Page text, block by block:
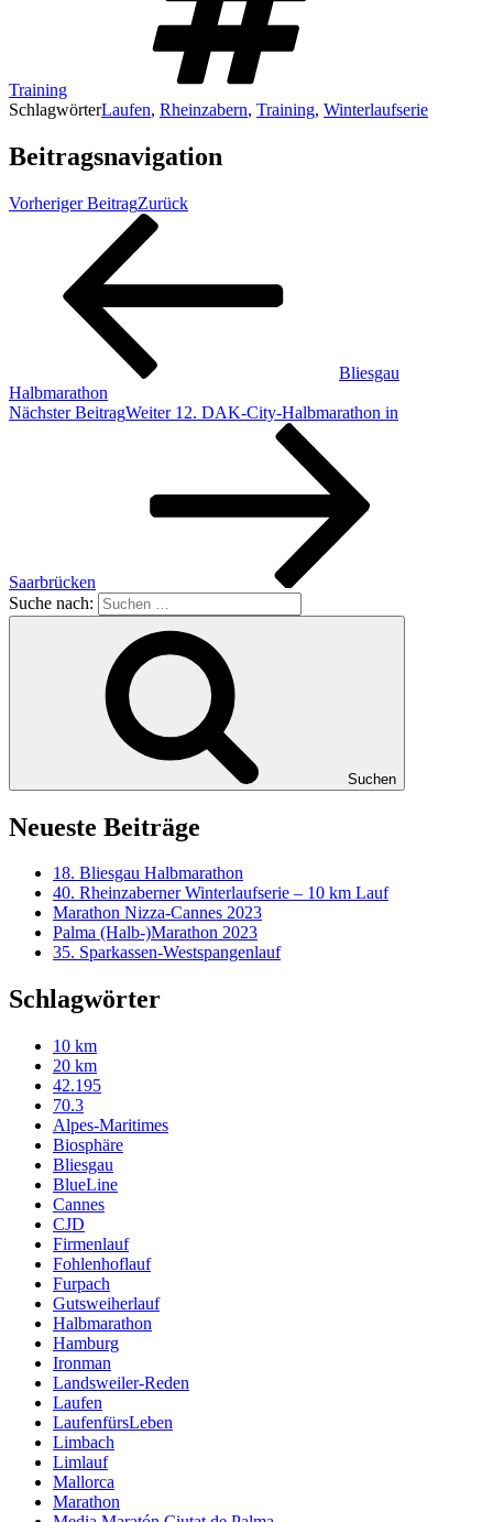
Training
SchlagwörterLaufen, Rheinzabern, Training, Winterlaufserie
Beitragsnavigation
Vorheriger BeitragZurück
Bliesgau
Halbmarathon
Nächster BeitragWeiter 12. DAK-City-Halbmarathon in
Saarbrücken
Suche nach:
Suchen
Neueste Beiträge
18. Bliesgau Halbmarathon
40. Rheinzaberner Winterlaufserie – 10 km Lauf
Marathon Nizza-Cannes 2023
Palma (Halb-)Marathon 2023
35. Sparkassen-Westspangenlauf
Schlagwörter
10 km
20 km
42.195
70.3
Alpes-Maritimes
Biosphäre
Bliesgau
BlueLine
Cannes
CJD
Firmenlauf
Fohlenhoflauf
Furpach
Gutsweiherlauf
Halbmarathon
Hamburg
Ironman
Landsweiler-Reden
Laufen
LaufenfürsLeben
Limbach
Limlauf
Mallorca
Marathon